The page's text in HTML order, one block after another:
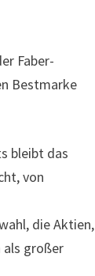
Faber-
Bestmarke
bleibt das
von
die Aktien,
als großer